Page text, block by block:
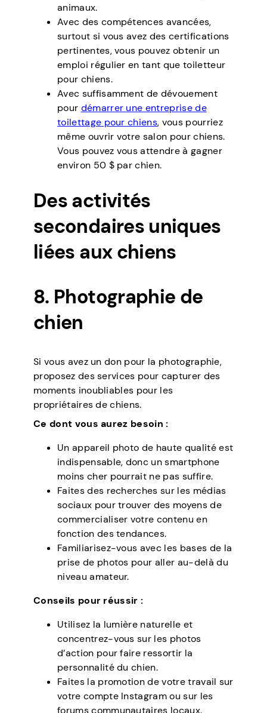
animaux.
Avec des compétences avancées,
surtout si vous avez des certifications
pertinentes, vous pouvez obtenir un
emploi régulier en tant que toiletteur
pour chiens.
Avec suffisamment de dévouement
pour démarrer une entreprise de
toilettage pour chiens, vous pourriez
même ouvrir votre salon pour chiens.
Vous pouvez vous attendre à gagner
environ 50 $ par chien.
Des activités
secondaires uniques
liées aux chiens
8. Photographie de
chien
Si vous avez un don pour la photographie,
proposez des services pour capturer des
moments inoubliables pour les
propriétaires de chiens.
Ce dont vous aurez besoin :
Un appareil photo de haute qualité est
indispensable, donc un smartphone
moins cher pourrait ne pas suffire.
Faites des recherches sur les médias
sociaux pour trouver des moyens de
commercialiser votre contenu en
fonction des tendances.
Familiarisez-vous avec les bases de la
prise de photos pour aller au-delà du
niveau amateur.
Conseils pour réussir :
Utilisez la lumière naturelle et
concentrez-vous sur les photos
d’action pour faire ressortir la
personnalité du chien.
Faites la promotion de votre travail sur
votre compte Instagram ou sur les
forums communautaires locaux.